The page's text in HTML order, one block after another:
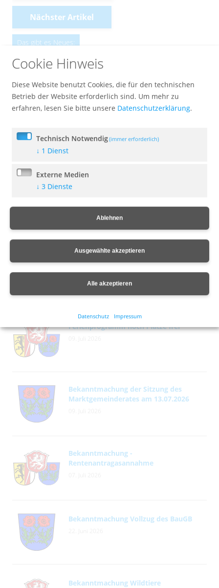
Nächster Artikel
Das gibt es Neues:
Bekanntmachung Bundeswehrübung
27.07. - 30.07.2026
mit Wasser
14. Juli 2026
Bekanntmachung der Bodenrichtwerte
14. Juli 2026
Ferienprogramm noch Plätze frei
Bekanntmachung der Sitzung des
Marktgemeinderates am 13.07.2026
Bekanntmachung -
Rentenantragasannahme
Bekanntmachung Vollzug des BauGB
Bekanntmachung Wildtiere
Cookie Hinweis
Diese Website benutzt Cookies, die für den technischen
Betrieb der Website erforderlich sind. Um mehr zu
erfahren, lesen Sie bitte unsere Datenschutzerklärung.
Technisch Notwendig(immer erforderlich)
↓ 1 Dienst
Externe Medien
↓ 3 Dienste
Ablehnen
Ausgewählte akzeptieren
Alle akzeptieren
Datenschutz Impressum